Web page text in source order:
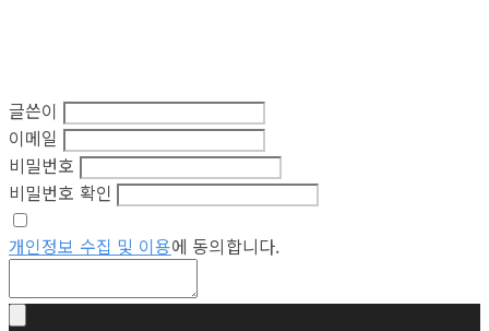
글쓴이
이메일
비밀번호
비밀번호 확인
개인정보 수집 및 이용에 동의합니다.